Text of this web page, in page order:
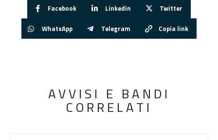
Facebook Linkedin Twitter
WhatsApp Telegram Copia link
AVVISI E BANDI
CORRELATI